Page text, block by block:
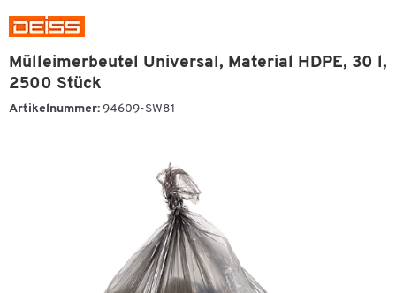
Mülleimerbeutel Universal, Material HDPE, 30 l,
2500 Stück
Artikelnummer: 94609-SW81